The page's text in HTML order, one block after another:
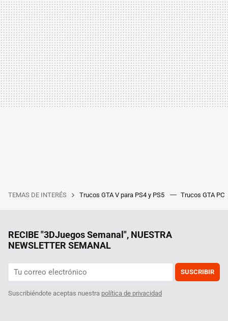
TEMAS DE INTERÉS Trucos GTA V para PS4 y PS5 Trucos GTA PC
RECIBE "3DJuegos Semanal", NUESTRA
NEWSLETTER SEMANAL
SUSCRIBIR
Suscribiéndote aceptas nuestra política de privacidad